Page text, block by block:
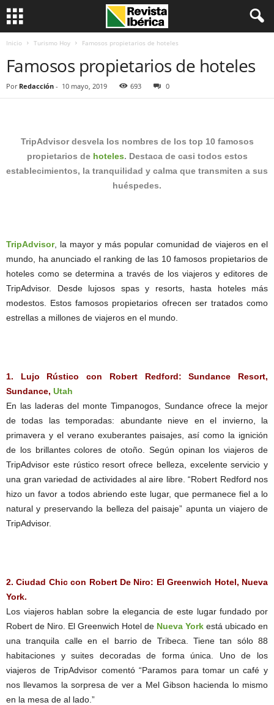
Inicio Turismo Hoy Famosos propietarios de hoteles
Famosos propietarios de hoteles
Por Redacción - 10 mayo, 2019 693 0
TripAdvisor desvela los nombres de los top 10 famosos
propietarios de hoteles. Destaca de casi todos estos
establecimientos, la tranquilidad y calma que transmiten a sus
huéspedes.
TripAdvisor, la mayor y más popular comunidad de viajeros en el
mundo, ha anunciado el ranking de las 10 famosos propietarios de
hoteles como se determina a través de los viajeros y editores de
TripAdvisor. Desde lujosos spas y resorts, hasta hoteles más
modestos. Estos famosos propietarios ofrecen ser tratados como
estrellas a millones de viajeros en el mundo.
1. Lujo Rústico con Robert Redford: Sundance Resort,
Sundance, Utah
En las laderas del monte Timpanogos, Sundance ofrece la mejor
de todas las temporadas: abundante nieve en el invierno, la
primavera y el verano exuberantes paisajes, así como la ignición
de los brillantes colores de otoño. Según opinan los viajeros de
TripAdvisor este rústico resort ofrece belleza, excelente servicio y
una gran variedad de actividades al aire libre. “Robert Redford nos
hizo un favor a todos abriendo este lugar, que permanece fiel a lo
natural y preservando la belleza del paisaje” apunta un viajero de
TripAdvisor.
2. Ciudad Chic con Robert De Niro: El Greenwich Hotel, Nueva
York.
Los viajeros hablan sobre la elegancia de este lugar fundado por
Robert de Niro. El Greenwich Hotel de Nueva York está ubicado en
una tranquila calle en el barrio de Tribeca. Tiene tan sólo 88
habitaciones y suites decoradas de forma única. Uno de los
viajeros de TripAdvisor comentó “Paramos para tomar un café y
nos llevamos la sorpresa de ver a Mel Gibson hacienda lo mismo
en la mesa de al lado.”